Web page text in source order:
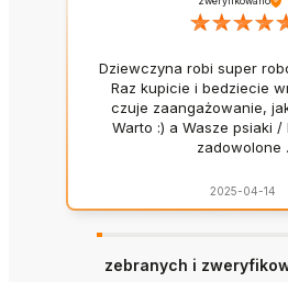
Dziewczyna robi super
Raz kupicie i bedziecie
czuje zaangażowanie,
Warto :) a Wasze psiaki
zadowolone .
2025-04-14
zebranych i